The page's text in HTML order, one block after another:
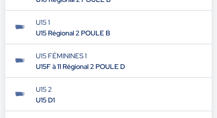
U15 1
U15 Régional 2 POULE B
U15 FÉMININES 1
U15F à 11 Régional 2 POULE D
U15 2
U15 D1